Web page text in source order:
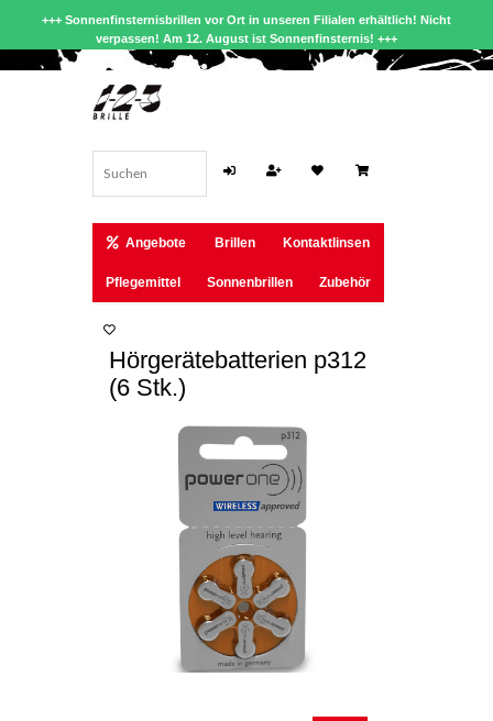
+++ Sonnenfinsternisbrillen vor Ort in unseren Filialen erhältlich! Nicht
verpassen! Am 12. August ist Sonnenfinsternis! +++
Angebote Brillen Kontaktlinsen
Pflegemittel Sonnenbrillen Zubehör
Hörgerätebatterien p312
(6 Stk.)